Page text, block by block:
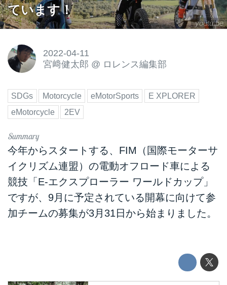
youtu.be
ています！
2022-04-11
宮﨑健太郎 @ ロレンス編集部
SDGs Motorcycle eMotorSports
E XPLORER
eMotorcycle
2EV
今年からスタートする、FIM（国際モーターサ
イクリズム連盟）の電動オフロード車による
競技「E-エクスプローラー ワールドカップ」
ですが、9月に予定されている開幕に向けて参
加チームの募集が3月31日から始まりました。